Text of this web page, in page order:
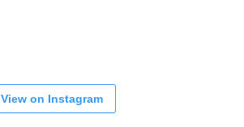
View on Instagram